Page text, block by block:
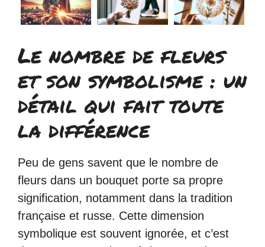
Le nombre de fleurs
et son symbolisme : un
détail qui fait toute
la différence
Peu de gens savent que le nombre de
fleurs dans un bouquet porte sa propre
signification, notamment dans la tradition
française et russe. Cette dimension
symbolique est souvent ignorée, et c’est